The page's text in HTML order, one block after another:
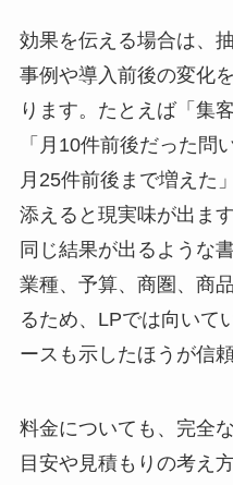
効果を伝える場合は、
事例や導入前後の変化
ります。たとえば「集
「月10件前後だった問
月25件前後まで増えた
添えると現実味が出ま
同じ結果が出るような
業種、予算、商圏、商
るため、LPでは向いて
ースも示したほうが信
料金についても、完全
目安や見積もりの考え